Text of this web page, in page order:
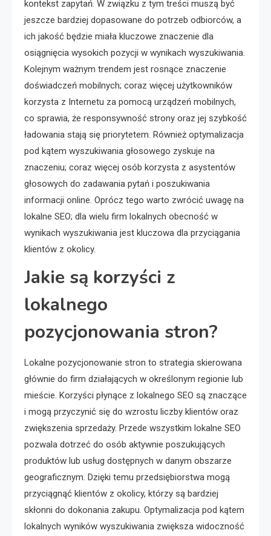
kontekst zapytań. W związku z tym treści muszą być
jeszcze bardziej dopasowane do potrzeb odbiorców, a
ich jakość będzie miała kluczowe znaczenie dla
osiągnięcia wysokich pozycji w wynikach wyszukiwania.
Kolejnym ważnym trendem jest rosnące znaczenie
doświadczeń mobilnych; coraz więcej użytkowników
korzysta z Internetu za pomocą urządzeń mobilnych,
co sprawia, że responsywność strony oraz jej szybkość
ładowania stają się priorytetem. Również optymalizacja
pod kątem wyszukiwania głosowego zyskuje na
znaczeniu; coraz więcej osób korzysta z asystentów
głosowych do zadawania pytań i poszukiwania
informacji online. Oprócz tego warto zwrócić uwagę na
lokalne SEO; dla wielu firm lokalnych obecność w
wynikach wyszukiwania jest kluczowa dla przyciągania
klientów z okolicy.
Jakie są korzyści z
lokalnego
pozycjonowania stron?
Lokalne pozycjonowanie stron to strategia skierowana
głównie do firm działających w określonym regionie lub
mieście. Korzyści płynące z lokalnego SEO są znaczące
i mogą przyczynić się do wzrostu liczby klientów oraz
zwiększenia sprzedaży. Przede wszystkim lokalne SEO
pozwala dotrzeć do osób aktywnie poszukujących
produktów lub usług dostępnych w danym obszarze
geograficznym. Dzięki temu przedsiębiorstwa mogą
przyciągnąć klientów z okolicy, którzy są bardziej
skłonni do dokonania zakupu. Optymalizacja pod kątem
lokalnych wyników wyszukiwania zwiększa widoczność